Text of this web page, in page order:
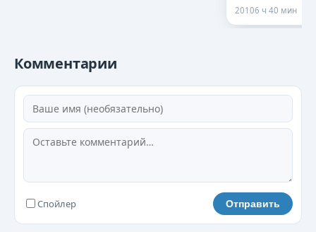
20106 ч 40 мин
Комментарии
Спойлер Отправить